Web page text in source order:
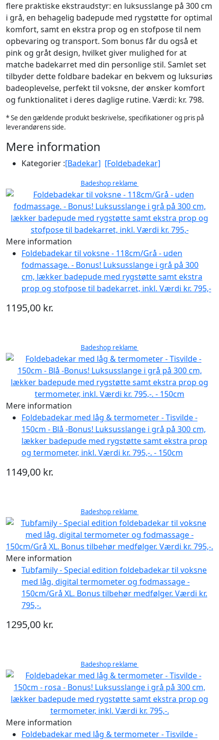
flere praktiske ekstraudstyr: en luksusslange på 300 cm
i grå, en behagelig badepude med rygstøtte for optimal
komfort, samt en ekstra prop og en stofpose til nem
opbevaring og transport. Som bonus får du også et
pink og gråt design, hvilket giver mulighed for at
matche badekarret med din personlige stil. Samlet set
tilbyder dette foldbare badekar en bekvem og luksuriøs
badeoplevelse, perfekt til voksne, der ønsker komfort
og funktionalitet i deres daglige rutine. Værdi: kr. 798.
* Se den gældende produkt beskrivelse, specifikationer og pris på
leverandørens side.
Mere information
Kategorier :[Badekar] [Foldebadekar]
Badeshop reklame
Mere information
Foldebadekar til voksne - 118cm/Grå - uden
fodmassage. - Bonus! Luksusslange i grå på 300
cm, lækker badepude med rygstøtte samt ekstra
prop og stofpose til badekarret, inkl. Værdi kr. 795,-
1195,00 kr.
Badeshop reklame
Mere information
Foldebadekar med låg & termometer - Tisvilde -
150cm - Blå -Bonus! Luksusslange i grå på 300 cm,
lækker badepude med rygstøtte samt ekstra prop
og termometer, inkl. Værdi kr. 795,-. - 150cm
1149,00 kr.
Badeshop reklame
Mere information
Tubfamily - Special edition foldebadekar til voksne
med låg, digital termometer og fodmassage -
150cm/Grå XL. Bonus tilbehør medfølger. Værdi kr.
795,-.
1295,00 kr.
Badeshop reklame
Mere information
Foldebadekar med låg & termometer - Tisvilde -